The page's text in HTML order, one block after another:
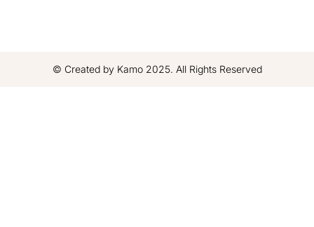
© Created by Kamo 2025. All Rights Reserved